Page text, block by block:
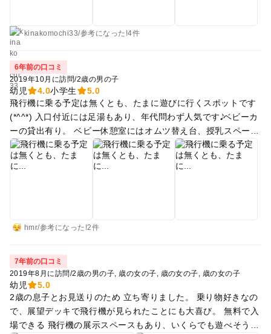
kinakomochi33/参考になった!4件
6年前の口コミ
2019年10月に訪問/2歳の男の子
幼児 4.0小学生
5.0
飛行機に乗る予定は無くとも、たまに遊びに行くスポットです
(*^^*) 入口付近には足湯もあり、年代問わず人気です𝅘𝅥𝅮 ベビーカ
ーの貸出有り。 ベビー休憩室にはオムツ替え台、授乳スペース
があります。 展望デッキからは、飛行機の飛び立つ瞬間を間近
で見ることができますよ！ 飛び立つ瞬間は音が大きいので、小
さなお子さんはビックリされるかもしれません(><) その他、体
hmr/参考になった!2件
7年前の口コミ
2019年8月に訪問/2歳の男の子 歳の女の子 歳の女の子 歳の女の子
幼児
5.0
2歳の息子とお見送りのため 立ち寄りました。 乗り物好きなの
で、展望デッキで飛行機が見られたことにも大喜び。 無料で入
場できる 飛行機の展示スペースもあり、いくらでも遊べそうで